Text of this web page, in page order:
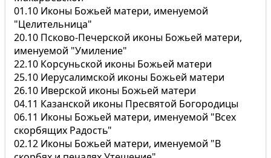
01.10 Иконы Божьей матери, именуемой
"Целительница"
20.10 Псково-Печерской иконы Божьей матери,
именуемой "Умиление"
22.10 Корсуньской иконы Божьей матери
25.10 Иерусалимской иконы Божьей матери
26.10 Иверской иконы Божьей матери
04.11 Казанской иконы Пресвятой Богородицы
06.11 Иконы Божьей матери, именуемой "Всех
скорбящих Радость"
02.12 Иконы Божьей матери, именуемой "В